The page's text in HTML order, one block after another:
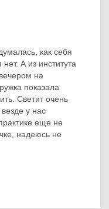
как себя
А из института
на
показала
Светит очень
у нас
еще не
надеюсь не